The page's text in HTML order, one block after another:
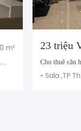
m²
Cho thuê căn
chỉ 23 triệu/
• Sala , TP
23 triệu